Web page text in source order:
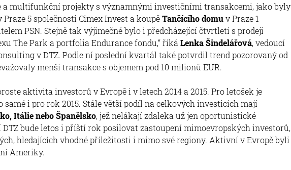
a multifunkční projekty s významnými investičními transakcemi, jako byly
Praze 5 společnosti Cimex Invest a koupěTančícího domuv Praze 1
PSN. Stejně tak výjimečné bylo i předcházející čtvrtletí s prodeji
The Park a portfolia Endurance fondu,“ říká Lenka Šindelářová, vedoucí
v DTZ. Podle ní poslední kvartál také potvrdil trend pozorovaný od
menší transakce s objemem pod 10 milionů EUR.
aktivita investorů v Evropě i v letech 2014 a 2015. Pro letošek je
samé i pro rok 2015. Stále větší podíl na celkových investicích mají
Itálie nebo Španělsko, jež nelákají zdaleka už jen oportunistické
bude letos i příští rok posilovat zastoupení mimoevropských investorů,
hledajících vhodné příležitosti i mimo své regiony. Aktivní v Evropě byli
Ameriky.